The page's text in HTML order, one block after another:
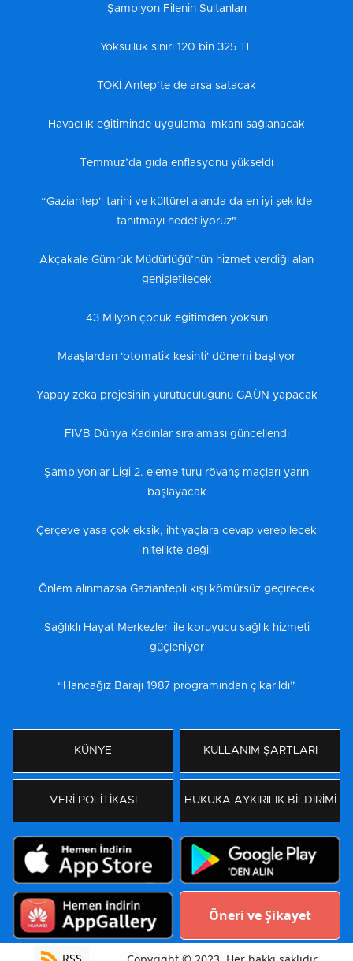
Şampiyon Filenin Sultanları
Yoksulluk sınırı 120 bin 325 TL
TOKİ Antep’te de arsa satacak
Havacılık eğitiminde uygulama imkanı sağlanacak
Temmuz’da gıda enflasyonu yükseldi
“Gaziantep'i tarihi ve kültürel alanda da en iyi şekilde
tanıtmayı hedefliyoruz"
Akçakale Gümrük Müdürlüğü’nün hizmet verdiği alan
genişletilecek
43 Milyon çocuk eğitimden yoksun
Maaşlardan 'otomatik kesinti' dönemi başlıyor
Yapay zeka projesinin yürütücülüğünü GAÜN yapacak
FIVB Dünya Kadınlar sıralaması güncellendi
Şampiyonlar Ligi 2. eleme turu rövanş maçları yarın
başlayacak
Çerçeve yasa çok eksik, ihtiyaçlara cevap verebilecek
nitelikte değil
Önlem alınmazsa Gaziantepli kışı kömürsüz geçirecek
Sağlıklı Hayat Merkezleri ile koruyucu sağlık hizmeti
güçleniyor
“Hancağız Barajı 1987 programından çıkarıldı”
KÜNYE KULLANIM ŞARTLARI
VERİ POLİTİKASI HUKUKA AYKIRILIK BİLDİRİMİ
Öneri ve Şikayet